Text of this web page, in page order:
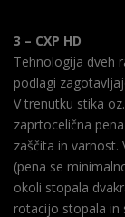
3 – CXP HD
Tehnologija dveh
podlagi
V trenutku stika
zaprtocelična
zaščita in varnost.
(pena se
okoli stopala
rotacijo stopala in